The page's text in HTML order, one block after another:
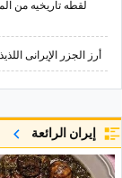
لقطه تاریخیه من
أرز الجزر الإیرانی
إيران الرائعة